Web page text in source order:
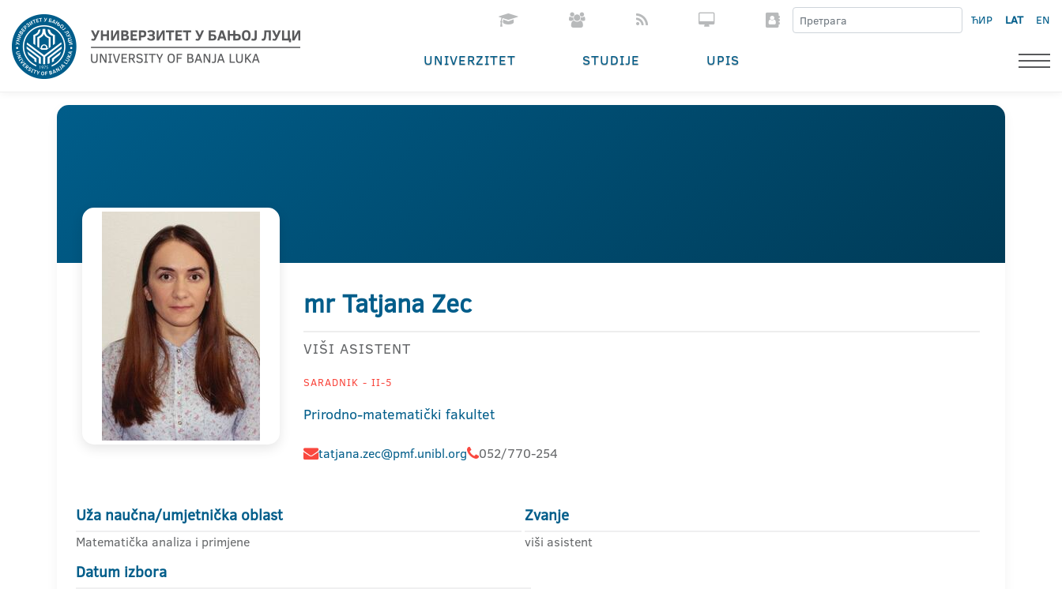
ЋИР LAT EN
UNIVERZITET STUDIJE UPIS
mr Tatjana Zec
VIŠI ASISTENT
SARADNIK - II-5
Prirodno-matematički fakultet
tatjana.zec@pmf.unibl.org 052/770-254
Uža naučna/umjetnička oblast
Matematička analiza i primjene
Zvanje
viši asistent
Datum izbora